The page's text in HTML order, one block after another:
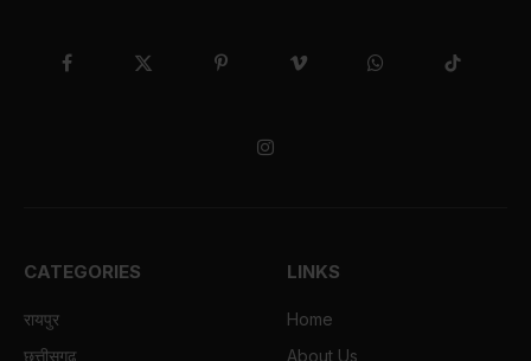
FacebookX
Pinterest Vimeo WhatsAppTikTok
Instagram
CATEGORIES
रायपुर
छत्तीसगढ़
LINKS
Home
About Us